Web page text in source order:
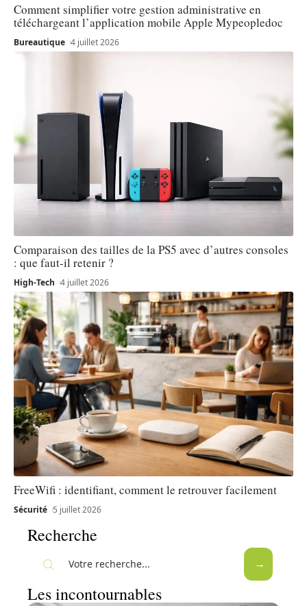
Comment simplifier votre gestion administrative en
téléchargeant l’application mobile Apple Mypeopledoc
Bureautique 4 juillet 2026
Comparaison des tailles de la PS5 avec d’autres consoles
: que faut-il retenir ?
High-Tech 4 juillet 2026
FreeWifi : identifiant, comment le retrouver facilement
Sécurité 5 juillet 2026
Recherche
Les incontournables